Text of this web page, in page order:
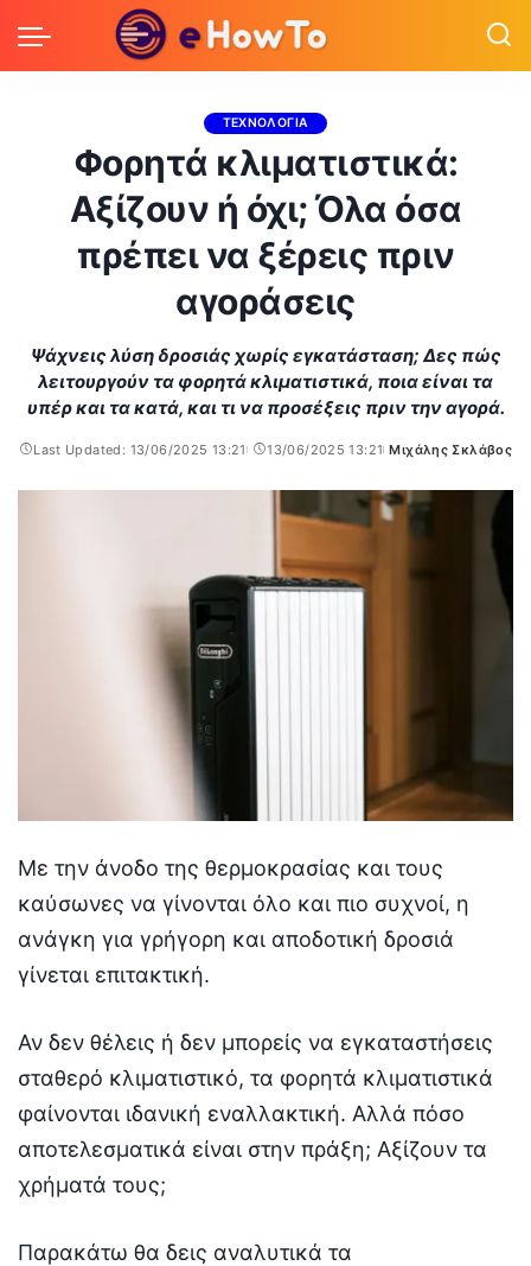
ΤΕΧΝΟΛΟΓΙΑ
Φορητά κλιματιστικά:
Αξίζουν ή όχι; Όλα όσα
πρέπει να ξέρεις πριν
αγοράσεις
Ψάχνεις λύση δροσιάς χωρίς εγκατάσταση; Δες πώς
λειτουργούν τα φορητά κλιματιστικά, ποια είναι τα
υπέρ και τα κατά, και τι να προσέξεις πριν την αγορά.
Last Updated: 13/06/2025 13:21 13/06/2025 13:21
Posted
Μιχάλης Σκλάβος
Με την άνοδο της θερμοκρασίας και τους
καύσωνες να γίνονται όλο και πιο συχνοί, η
ανάγκη για γρήγορη και αποδοτική δροσιά
γίνεται επιτακτική.
Αν δεν θέλεις ή δεν μπορείς να εγκαταστήσεις
σταθερό κλιματιστικό, τα φορητά κλιματιστικά
φαίνονται ιδανική εναλλακτική. Αλλά πόσο
αποτελεσματικά είναι στην πράξη; Αξίζουν τα
χρήματά τους;
Παρακάτω θα δεις αναλυτικά τα